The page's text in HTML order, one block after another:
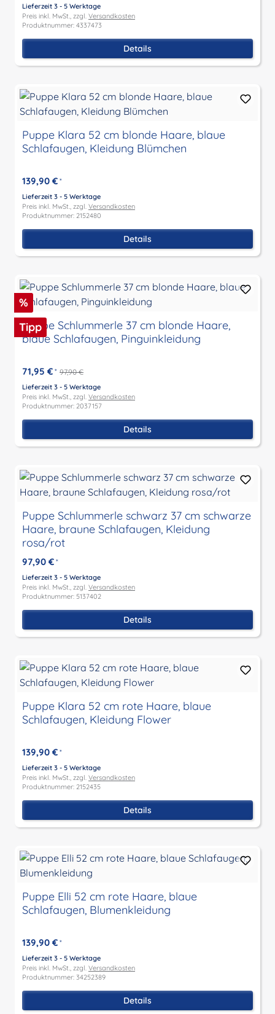
Lieferzeit 3 - 5 Werktage
Preis inkl. MwSt., zzgl. Versandkosten
Produktnummer: 4337473
Details
Puppe Klara 52 cm blonde Haare, blaue
Schlafaugen, Kleidung Blümchen
139,90 € *
Lieferzeit 3 - 5 Werktage
Preis inkl. MwSt., zzgl. Versandkosten
Produktnummer: 2152480
Details
Rabatt
%
Tipp
Puppe Schlummerle 37 cm blonde Haare,
blaue Schlafaugen, Pinguinkleidung
71,95 € * 97,90 €
Lieferzeit 3 - 5 Werktage
Preis inkl. MwSt., zzgl. Versandkosten
Produktnummer: 2037157
Details
Puppe Schlummerle schwarz 37 cm schwarze
Haare, braune Schlafaugen, Kleidung
rosa/rot
97,90 € *
Lieferzeit 3 - 5 Werktage
Preis inkl. MwSt., zzgl. Versandkosten
Produktnummer: 5137402
Details
Puppe Klara 52 cm rote Haare, blaue
Schlafaugen, Kleidung Flower
139,90 € *
Lieferzeit 3 - 5 Werktage
Preis inkl. MwSt., zzgl. Versandkosten
Produktnummer: 2152435
Details
Puppe Elli 52 cm rote Haare, blaue
Schlafaugen, Blumenkleidung
139,90 € *
Lieferzeit 3 - 5 Werktage
Preis inkl. MwSt., zzgl. Versandkosten
Produktnummer: 34252389
Details